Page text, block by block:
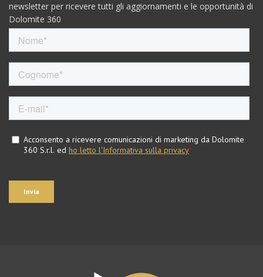
newsletter per ricevere tutti gli aggiornamenti e le opportunità di
Dolomite 360